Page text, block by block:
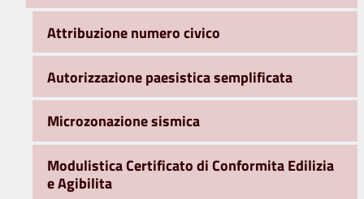
Attribuzione numero civico
Autorizzazione paesistica semplificata
Microzonazione sismica
Modulistica Certificato di Conformita Edilizia
e Agibilita